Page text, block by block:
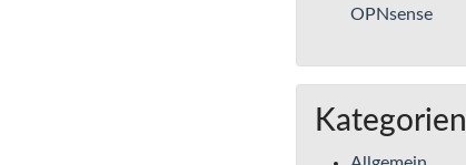
OPNsense
Kategorien